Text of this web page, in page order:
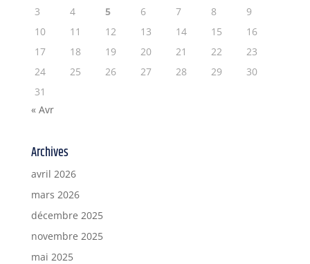
3
4 5 6 7 8
9
10
11 12 13 14 15
16
17
18 19 20 21 22
23
24
25 26 27 28 29
30
31
« Avr
Archives
avril 2026
mars 2026
décembre 2025
novembre 2025
mai 2025